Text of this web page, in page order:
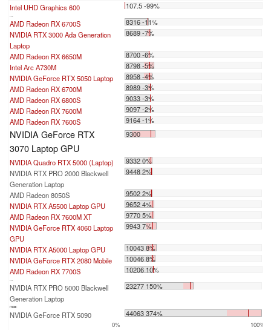
Intel UHD Graphics 600 107.5 -99%
...
AMD Radeon RX 6700S
8316 -11%
NVIDIA RTX 3000 Ada Generation
Laptop
8689 -7%
AMD Radeon RX 6650M
8700 -6%
Intel Arc A730M
8798 -5%
NVIDIA GeForce RTX 5050 Laptop
8958 -4%
AMD Radeon RX 6700M
8989 -3%
AMD Radeon RX 6800S
9033 -3%
AMD Radeon RX 7600M
9097 -2%
AMD Radeon RX 7600S
9164 -1%
NVIDIA GeForce RTX
3070 Laptop GPU
9300
NVIDIA Quadro RTX 5000 (Laptop)
9332 0%
NVIDIA RTX PRO 2000 Blackwell
Generation Laptop
9448 2%
AMD Radeon 8050S
9502 2%
NVIDIA RTX A5500 Laptop GPU
9652 4%
AMD Radeon RX 7600M XT
9770 5%
NVIDIA GeForce RTX 4060 Laptop
GPU
9943 7%
NVIDIA RTX A5000 Laptop GPU
10043 8%
NVIDIA GeForce RTX 2080 Mobile
10046 8%
AMD Radeon RX 7700S
10206 10%
...
NVIDIA RTX PRO 5000 Blackwell
Generation Laptop
23277 150%
max:
NVIDIA GeForce RTX 5090 44063 374%
0% 100%